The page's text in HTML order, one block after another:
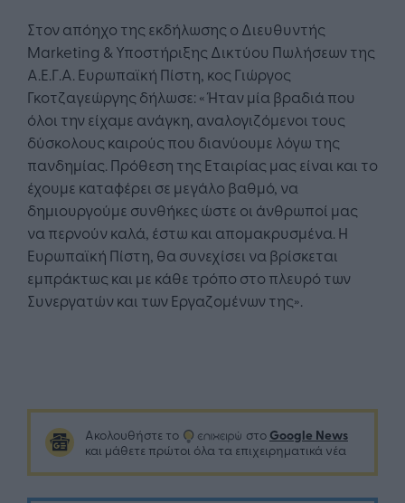
Στον απόηχο της εκδήλωσης ο Διευθυντής
Marketing & Υποστήριξης Δικτύου Πωλήσεων της
Α.Ε.Γ.Α. Ευρωπαϊκή Πίστη, κος Γιώργος
Γκοτζαγεώργης δήλωσε: « Ήταν μία βραδιά που
όλοι την είχαμε ανάγκη, αναλογιζόμενοι τους
δύσκολους καιρούς που διανύουμε λόγω της
πανδημίας. Πρόθεση της Εταιρίας μας είναι και το
έχουμε καταφέρει σε μεγάλο βαθμό, να
δημιουργούμε συνθήκες ώστε οι άνθρωποί μας
να περνούν καλά, έστω και απομακρυσμένα. Η
Ευρωπαϊκή Πίστη, θα συνεχίσει να βρίσκεται
εμπράκτως και με κάθε τρόπο στο πλευρό των
Συνεργατών και των Εργαζομένων της».
Ακολουθήστε το στο Google News
και μάθετε πρώτοι όλα τα επιχειρηματικά νέα